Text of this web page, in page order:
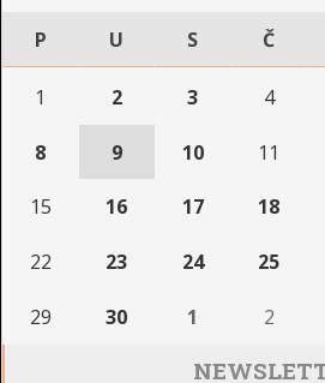
P U S Č
1 2 3 4
8 9 10 11
15 16 17 18
22 23 24 25
29 30 1 2